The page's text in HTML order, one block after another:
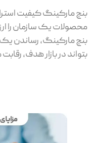
بنچ مارکینگ کیفیت
محصولات یک سازمان را
بنچ مارکینگ، رساندن
بتواند در بازار هدف،